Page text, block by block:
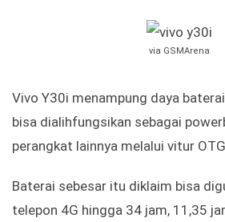
via GSMArena
Vivo Y30i menampung daya
bisa dialihfungsikan sebagai
perangkat lainnya melalui vitur
Baterai sebesar itu diklaim bisa
telepon 4G hingga 34 jam, 11,35